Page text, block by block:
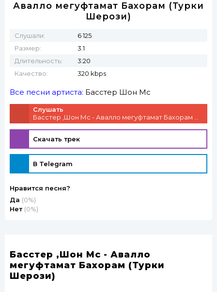
Авалло мегуфтамат Бахорам (Турки
Шерози)
Слушали:
6 125
Размер:
3.1
Длительность:
3:20
Качество:
320 kbps
Все песни артиста: Басстер Шон Мс
Слушать
Скачать трек
В Telegram
Нравится песня?
Да (0%)
Нет (0%)
Басстер ,Шон Мс - Авалло
мегуфтамат Бахорам (Турки
Шерози)